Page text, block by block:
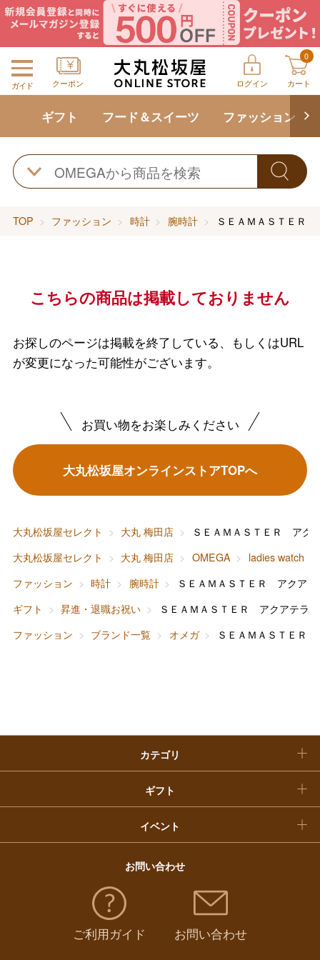
ガイド クーポン ログイン
0
カート
ギフト フード＆スイーツ ファッション
TOP ファッション 時計 腕時計 ＳＥＡＭＡＳＴＥ
こちらの商品は掲載しておりません
お探しのページは掲載を終了している、もしくはURL
が変更になった可能性がございます。
お買い物をお楽しみください
大丸松坂屋オンラインストアTOPへ
大丸松坂屋セレクト 大丸 梅田店
ＳＥＡＭＡＳＴＥＲ ア
大丸松坂屋セレクト
大丸 梅田店 OMEGA
ladies watch
ファッション
時計 腕時計
ＳＥＡＭＡＳＴＥＲ アクア
ギフト
昇進・退職お祝い
ＳＥＡＭＡＳＴＥＲ アクアテ
ファッション
ブランド一覧 オメガ ＳＥＡＭＡＳＴＥ
カテゴリ
ビューティー
ファッション
ホーム＆インテリア
ベビー＆キッズ
ギフト
大丸・松坂屋のギフト
出産内祝い
結婚内祝い
お香典返し
快気祝い
イベント
バレンタインチョコレート
ホワイトデー
父の日
お中元
敬老の日
福袋
お問い合わせ
ご利用ガイド お問い合わせ